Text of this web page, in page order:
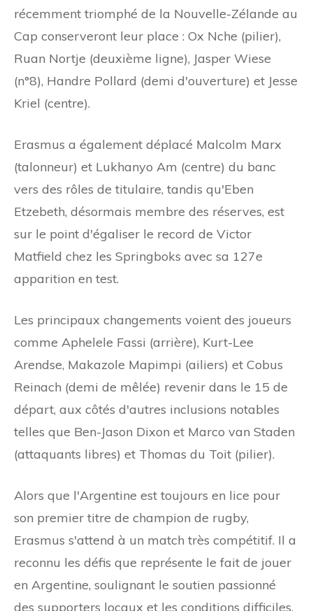
récemment triomphé de la Nouvelle-Zélande au
Cap conserveront leur place : Ox Nche (pilier),
Ruan Nortje (deuxième ligne), Jasper Wiese
(n°8), Handre Pollard (demi d'ouverture) et Jesse
Kriel (centre).
Erasmus a également déplacé Malcolm Marx
(talonneur) et Lukhanyo Am (centre) du banc
vers des rôles de titulaire, tandis qu'Eben
Etzebeth, désormais membre des réserves, est
sur le point d'égaliser le record de Victor
Matfield chez les Springboks avec sa 127e
apparition en test.
Les principaux changements voient des joueurs
comme Aphelele Fassi (arrière), Kurt-Lee
Arendse, Makazole Mapimpi (ailiers) et Cobus
Reinach (demi de mêlée) revenir dans le 15 de
départ, aux côtés d'autres inclusions notables
telles que Ben-Jason Dixon et Marco van Staden
(attaquants libres) et Thomas du Toit (pilier).
Alors que l'Argentine est toujours en lice pour
son premier titre de champion de rugby,
Erasmus s'attend à un match très compétitif. Il a
reconnu les défis que représente le fait de jouer
en Argentine, soulignant le soutien passionné
des supporters locaux et les conditions difficiles.